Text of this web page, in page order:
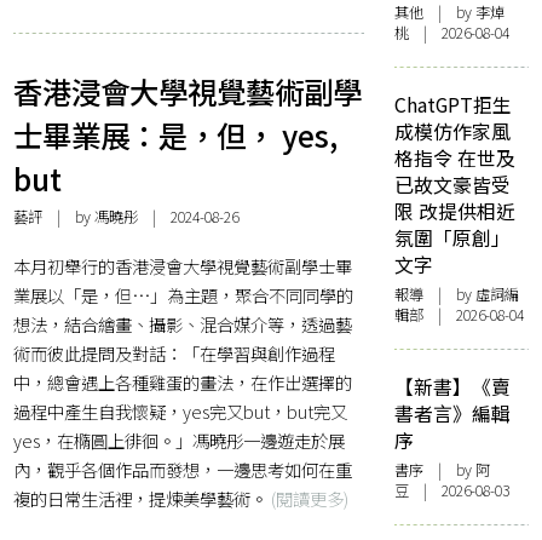
香港浸會大學視覺藝術副學
士畢業展：是，但， yes,
but
藝評 | by馮曉彤 | 2024-08-26
本月初舉行的香港浸會大學視覺藝術副學士畢
業展以「是，但…」為主題，聚合不同同學的
想法，結合繪畫、攝影、混合媒介等，透過藝
術而彼此提問及對話：「在學習與創作過程
中，總會遇上各種雞蛋的畫法，在作出選擇的
過程中產生自我懷疑，yes完又but，but完又
yes，在橢圓上徘徊。」馮曉彤一邊遊走於展
內，觀乎各個作品而發想，一邊思考如何在重
複的日常生活裡，提煉美學藝術。 (閱讀更多)
其他 | by 李焯
桃 | 2026-08-04
ChatGPT拒生
成模仿作家風
格指令 在世及
已故文豪皆受
限 改提供相近
氛圍「原創」
文字
報導 | by 虛詞編
輯部 | 2026-08-04
【新書】《賣
書者言》編輯
序
書序 | by 阿
豆 | 2026-08-03